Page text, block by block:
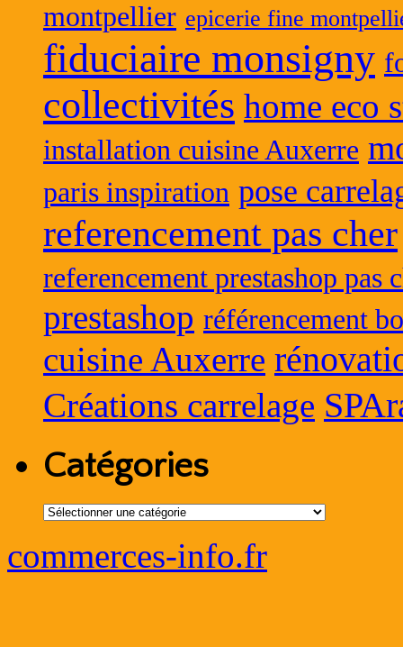
montpellier epicerie fine
fiduciaire monsigny
collectivités home eco
installation cuisine Auxerre
paris inspiration pose
referencement pas cher
referencement prestashop pas
prestashop référencement
cuisine Auxerre
Créations carrelage
Catégories
Catégories
commerces-info.fr